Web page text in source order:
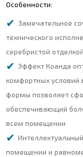
Особенности:
Замечательное
технического
серебристой
Эффект Коанда
комфортных условий
формы позволяет
обеспечивающий
всем помещении
помещении и